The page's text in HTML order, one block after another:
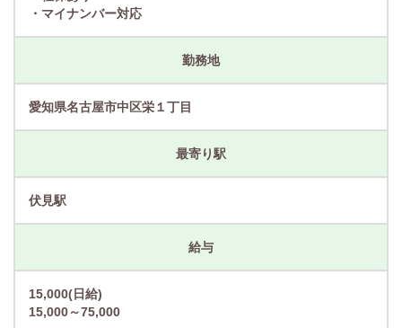
・マイナンバー対応
勤務地
愛知県名古屋市中区栄１丁目
最寄り駅
伏見駅
給与
15,000(日給)
15,000～75,000